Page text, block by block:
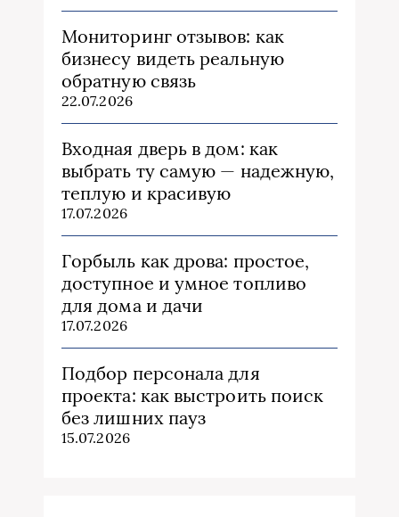
Мониторинг отзывов: как
бизнесу видеть реальную
обратную связь
22.07.2026
Входная дверь в дом: как
выбрать ту самую — надежную,
теплую и красивую
17.07.2026
Горбыль как дрова: простое,
доступное и умное топливо
для дома и дачи
17.07.2026
Подбор персонала для
проекта: как выстроить поиск
без лишних пауз
15.07.2026